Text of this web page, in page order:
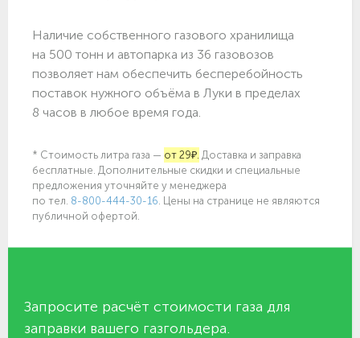
Наличие собственного газового хранилища
на 500 тонн и автопарка из 36 газовозов
позволяет нам обеспечить бесперебойность
поставок нужного объёма в Луки в пределах
8 часов в любое время года.
* Стоимость литра газа — от 29₽. Доставка и заправка
бесплатные. Дополнительные скидки и специальные
предложения уточняйте у менеджера
по тел. 8-800-444-30-16 . Цены на странице не являются
публичной офертой.
Запросите расчёт стоимости газа для
заправки вашего газгольдера.